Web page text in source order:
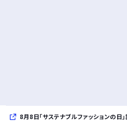
8月8日「サステナブルファッションの日」記念月間企画、ユニク